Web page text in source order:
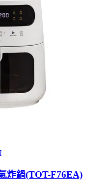
炸鍋(TOT-F76EA)